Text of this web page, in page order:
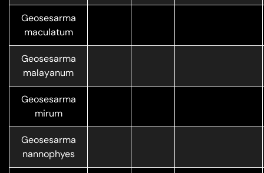
Geosesarma
maculatum
Geosesarma
malayanum
Geosesarma
mirum
Geosesarma
nannophyes